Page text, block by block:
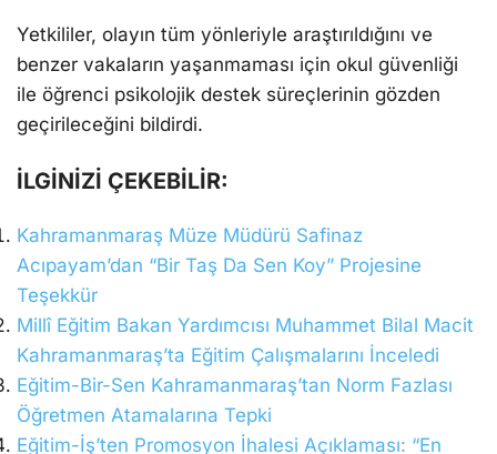
Yetkililer, olayın tüm yönleriyle araştırıldığını ve
benzer vakaların yaşanmaması için okul güvenliği
ile öğrenci psikolojik destek süreçlerinin gözden
geçirileceğini bildirdi.
İLGİNİZİ ÇEKEBİLİR:
Kahramanmaraş Müze Müdürü Safinaz
Acıpayam’dan “Bir Taş Da Sen Koy” Projesine
Teşekkür
Millî Eğitim Bakan Yardımcısı Muhammet Bilal Macit
Kahramanmaraş’ta Eğitim Çalışmalarını İnceledi
Eğitim-Bir-Sen Kahramanmaraş’tan Norm Fazlası
Öğretmen Atamalarına Tepki
Eğitim-İş’ten Promosyon İhalesi Açıklaması: “En